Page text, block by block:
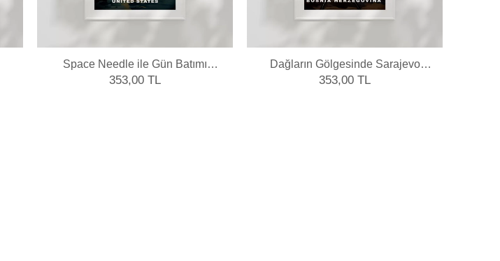
Space Needle ile Gün Batımı
Poster
353,00 TL
Dağların Gölgesinde Sarajevo
Şehir Manzarası Poster
353,00 TL